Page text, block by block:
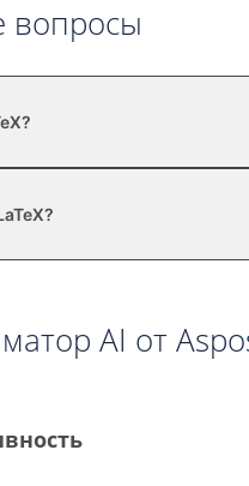
вопросы
AI от